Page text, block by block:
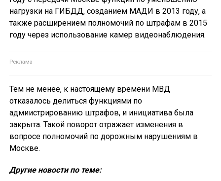
нагрузки на ГИБДД, созданием МАДИ в 2013 году, а
также расширением полномочий по штрафам в 2015
году через использование камер видеонаблюдения.
Тем не менее, к настоящему времени МВД
отказалось делиться функциями по
адмиистрированию штрафов, и инициатива была
закрыта. Такой поворот отражает изменения в
вопросе полномочий по дорожным нарушениям в
Москве.
Другие новости по теме: